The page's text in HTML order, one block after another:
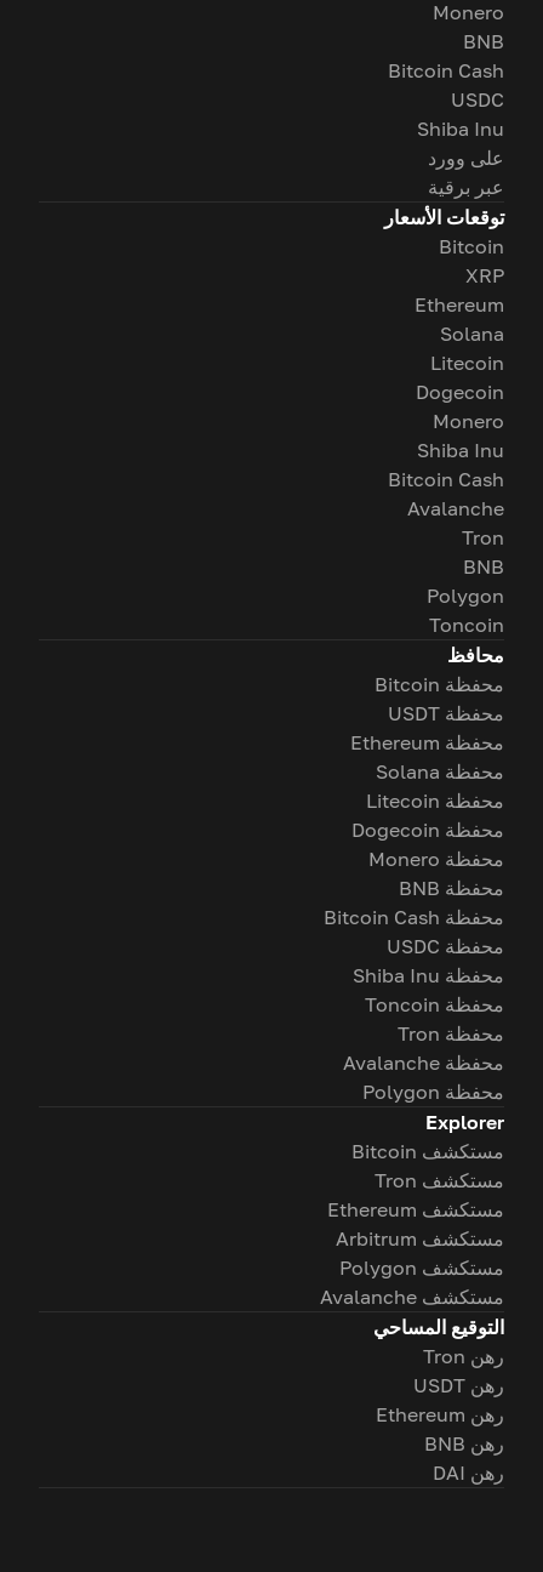
Monero
BNB
Bitcoin Cash
USDC
Shiba Inu
على وورد
عبر برقية
توقعات الأسعار
Bitcoin
XRP
Ethereum
Solana
Litecoin
Dogecoin
Monero
Shiba Inu
Bitcoin Cash
Avalanche
Tron
BNB
Polygon
Toncoin
محافظ
محفظة Bitcoin
محفظة USDT
محفظة Ethereum
محفظة Solana
محفظة Litecoin
محفظة Dogecoin
محفظة Monero
محفظة BNB
محفظة Bitcoin Cash
محفظة USDC
محفظة Shiba Inu
محفظة Toncoin
محفظة Tron
محفظة Avalanche
محفظة Polygon
Explorer
مستكشف Bitcoin
مستكشف Tron
مستكشف Ethereum
مستكشف Arbitrum
مستكشف Polygon
مستكشف Avalanche
التوقيع المساحي
رهن Tron
رهن USDT
رهن Ethereum
رهن BNB
رهن DAI